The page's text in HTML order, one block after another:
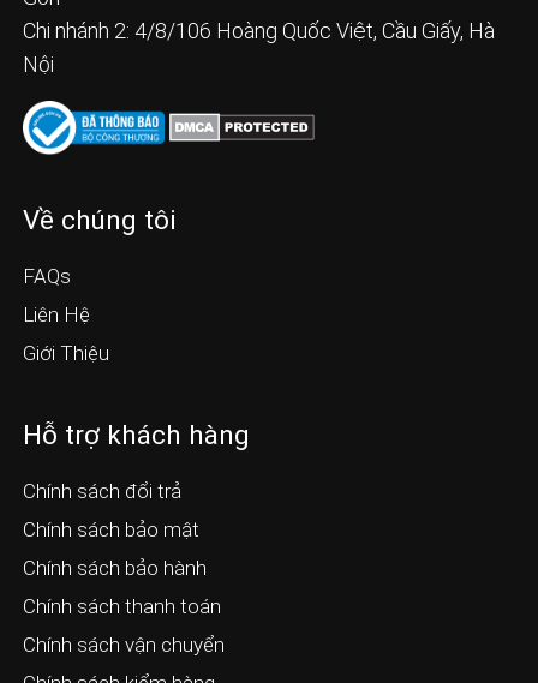
Chi nhánh 2: 4/8/106 Hoàng Quốc Việt, Cầu Giấy, Hà
Nội
Về chúng tôi
FAQs
Liên Hệ
Giới Thiệu
Hỗ trợ khách hàng
Chính sách đổi trả
Chính sách bảo mật
Chính sách bảo hành
Chính sách thanh toán
Chính sách vận chuyển